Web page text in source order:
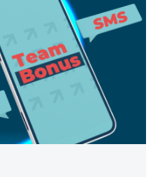
– 500 драм/минута.
стран: Арцах,
Бельгия, Болгария,
Венгрия,
Джерси, Египет,